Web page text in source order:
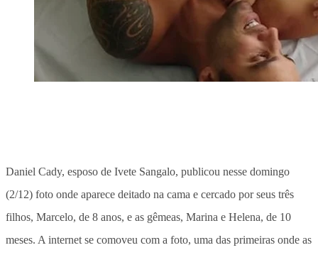
Daniel Cady, esposo de Ivete Sangalo, publicou nesse domingo
(2/12) foto onde aparece deitado na cama e cercado por seus três
filhos, Marcelo, de 8 anos, e as gêmeas, Marina e Helena, de 10
meses. A internet se comoveu com a foto, uma das primeiras onde as